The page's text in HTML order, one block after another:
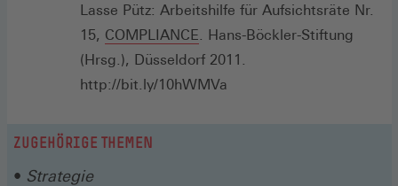
in
einem
Lasse Pütz: Arbeitshilfe für Aufsichtsräte Nr.
15, COMPLIANCE Zur
Arbeitshilfe
(Öffnet
. Hans-Böckler-Stiftung
(Hrsg.), Düsseldorf 2011.
http://bit.ly/10hWMVa
ZUGEHÖRIGE THEMEN
Strategie